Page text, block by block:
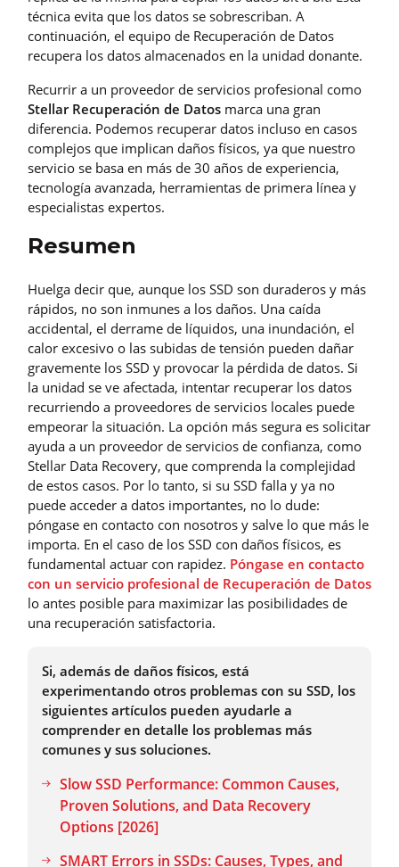
técnica evita que los datos se sobrescriban. A
continuación, el equipo de Recuperación de Datos
recupera los datos almacenados en la unidad donante.
Recurrir a un proveedor de servicios profesional como
Stellar Recuperación de Datos marca una gran
diferencia. Podemos recuperar datos incluso en casos
complejos que implican daños físicos, ya que nuestro
servicio se basa en más de 30 años de experiencia,
tecnología avanzada, herramientas de primera línea y
especialistas expertos.
Resumen
Huelga decir que, aunque los SSD son duraderos y más
rápidos, no son inmunes a los daños. Una caída
accidental, el derrame de líquidos, una inundación, el
calor excesivo o las subidas de tensión pueden dañar
gravemente los SSD y provocar la pérdida de datos. Si
la unidad se ve afectada, intentar recuperar los datos
recurriendo a proveedores de servicios locales puede
empeorar la situación. La opción más segura es solicitar
ayuda a un proveedor de servicios de confianza, como
Stellar Data Recovery, que comprenda la complejidad
de estos casos. Por lo tanto, si su SSD falla y ya no
puede acceder a datos importantes, no lo dude:
póngase en contacto con nosotros y salve lo que más le
importa. En el caso de los SSD con daños físicos, es
fundamental actuar con rapidez. Póngase en contacto
con un servicio profesional de Recuperación de Datos
lo antes posible para maximizar las posibilidades de
una recuperación satisfactoria.
Si, además de daños físicos, está
experimentando otros problemas con su SSD, los
siguientes artículos pueden ayudarle a
comprender en detalle los problemas más
comunes y sus soluciones.
Slow SSD Performance: Common Causes,
Proven Solutions, and Data Recovery
Options [2026]
SMART Errors in SSDs: Causes, Types, and